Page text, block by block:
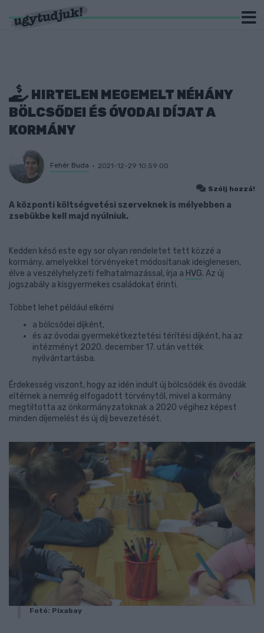
HIRTELEN MEGEMELT NÉHÁNY
BÖLCSŐDEI ÉS ÓVODAI DÍJAT A
KORMÁNY
Fehér Buda 2021-12-29 10:59:00
Szólj hozzá!
A központi költségvetési szerveknek is mélyebben a
zsebükbe kell majd nyúlniuk.
Kedden késő este egy sor olyan rendeletet tett közzé a
kormány, amelyekkel törvényeket módosítanak ideiglenesen,
élve a veszélyhelyzeti felhatalmazással, írja a HVG. Az új
jogszabály a kisgyermekes családokat érinti.
Többet lehet például elkérni
a bölcsődei díjként,
és az óvodai gyermekétkeztetési térítési díjként, ha az
intézményt 2020. december 17. után vették
nyilvántartásba.
Érdekesség viszont, hogy az idén indult új bölcsődék és óvodák
eltérnek a nemrég elfogadott törvénytől, mivel a kormány
megtiltotta az önkormányzatoknak a 2020 végihez képest
minden díjemelést és új díj bevezetését.
Fotó: Pixabay